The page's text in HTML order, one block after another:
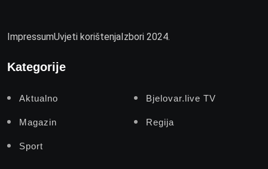
ImpressumUvjeti korištenjaIzbori 2024.
Kategorije
Aktualno Bjelovar.live TV
Magazin Regija
Sport